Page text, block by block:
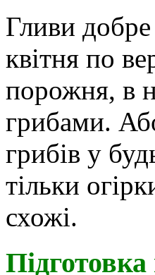
Гливи добре
квітня по
порожня, в
грибами.
грибів у
тільки
схожі.